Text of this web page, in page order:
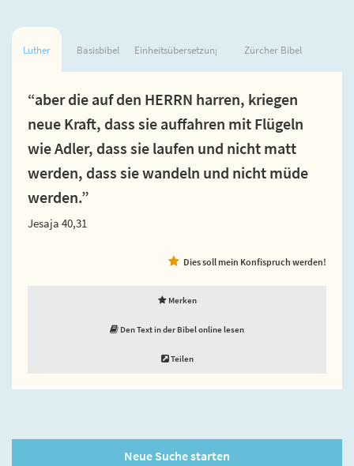
Luther Basisbibel Einheitsübersetzung Zürcher Bibel
“aber die auf den HERRN harren, kriegen
neue Kraft, dass sie auffahren mit Flügeln
wie Adler, dass sie laufen und nicht matt
werden, dass sie wandeln und nicht müde
werden.”
Jesaja 40,31
Dies soll mein Konfispruch werden!
Merken
Den Text in der Bibel online lesen
Teilen
Neue Suche starten